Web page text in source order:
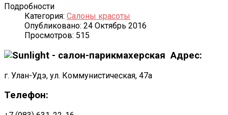
Подробности
Категория: Салоны красоты
Опубликовано: 24 Октябрь 2016
Просмотров: 515
Адрес:
г. Улан-Удэ, ул. Коммунистическая, 47а
Телефон: